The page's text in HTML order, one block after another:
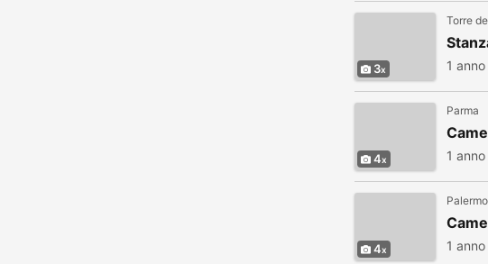
3
Torre
1
4
Parma
1
4
Palermo
1